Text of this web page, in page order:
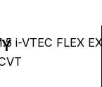
i-VTEC FLEX EX